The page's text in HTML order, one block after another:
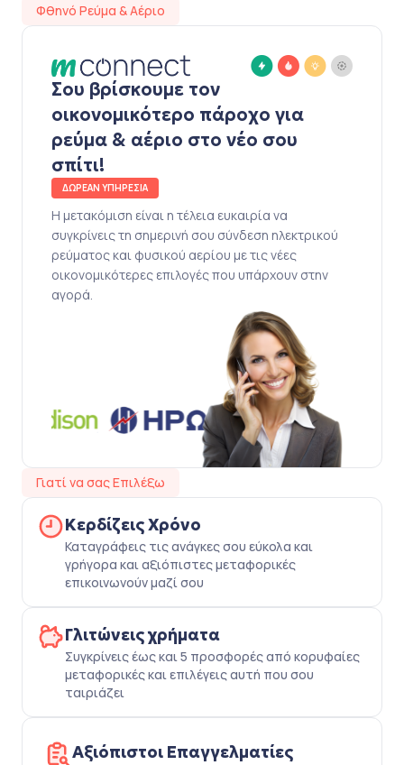
Φθηνό Ρεύμα & Αέριο
Σου βρίσκουμε τον
οικονομικότερο πάροχο για
ρεύμα & αέριο στο νέο σου
σπίτι!
ΔΩΡΕΑΝ ΥΠΗΡΕΣΙΑ
Η μετακόμιση είναι η τέλεια ευκαιρία να
συγκρίνεις τη σημερινή σου σύνδεση ηλεκτρικού
ρεύματος και φυσικού αερίου με τις νέες
οικονομικότερες επιλογές που υπάρχουν στην
αγορά.
Γιατί να σας Επιλέξω
Κερδίζεις Χρόνο
Καταγράφεις τις ανάγκες σου εύκολα και
γρήγορα και αξιόπιστες μεταφορικές
επικοινωνούν μαζί σου
Γλιτώνεις χρήματα
Συγκρίνεις έως και 5 προσφορές από κορυφαίες
μεταφορικές και επιλέγεις αυτή που σου
ταιριάζει
Αξιόπιστοι Επαγγελματίες